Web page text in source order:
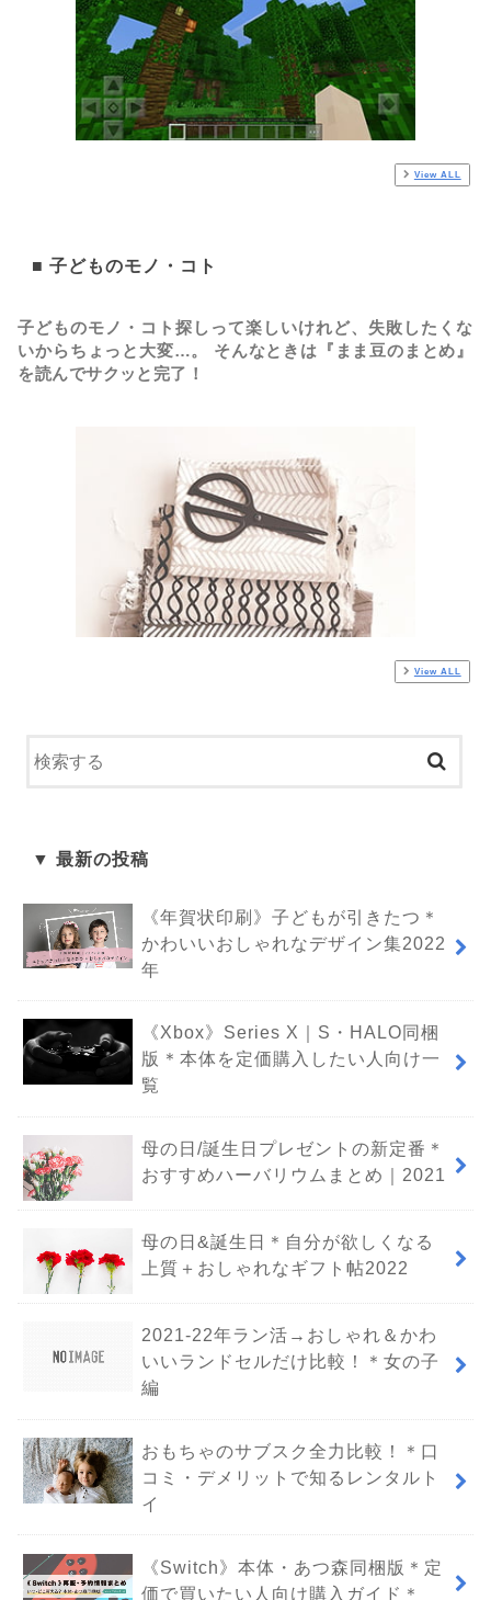
View ALL
■ 子どものモノ・コト
子どものモノ・コト探しって楽しいけれど、失敗したくな
いからちょっと大変…。 そんなときは『まま豆のまとめ』
を読んでサクッと完了！
View ALL
▼ 最新の投稿
《年賀状印刷》子どもが引きたつ＊
かわいいおしゃれなデザイン集2022
年
《Xbox》Series X｜S・HALO同梱
版＊本体を定価購入したい人向け一
覧
母の日/誕生日プレゼントの新定番＊
おすすめハーバリウムまとめ｜2021
母の日&誕生日＊自分が欲しくなる
上質＋おしゃれなギフト帖2022
2021-22年ラン活→おしゃれ＆かわ
いいランドセルだけ比較！＊女の子
編
おもちゃのサブスク全力比較！＊口
コミ・デメリットで知るレンタルト
イ
《Switch》本体・あつ森同梱版＊定
価で買いたい人向け購入ガイド＊